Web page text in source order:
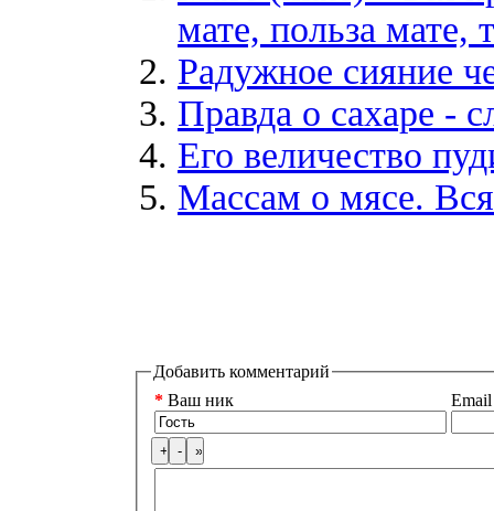
мате, польза мате,
Радужное сияние
Правда о сахаре -
Его величество
Массам о мясе.
Добавить комментарий
* Ваш ник Email